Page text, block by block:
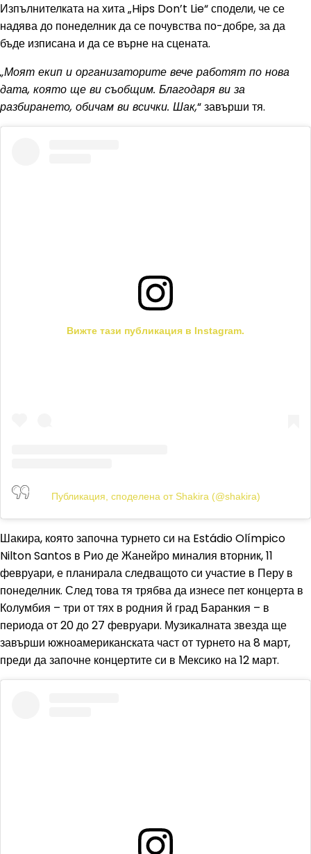
Изпълнителката на хита „Hips Don’t Lie“ сподели, че се
надява до понеделник да се почувства по-добре, за да
бъде изписана и да се върне на сцената.
„Моят екип и организаторите вече работят по нова
дата, която ще ви съобщим. Благодаря ви за
разбирането, обичам ви всички. Шак,“ завърши тя.
Вижте тази публикация в Instagram.
Публикация, споделена от Shakira (@shakira)
Шакира, която започна турнето си на Estádio Olímpico
Nilton Santos в Рио де Жанейро миналия вторник, 11
февруари, е планирала следващото си участие в Перу в
понеделник. След това тя трябва да изнесе пет концерта в
Колумбия – три от тях в родния й град Баранкия – в
периода от 20 до 27 февруари. Музикалната звезда ще
завърши южноамериканската част от турнето на 8 март,
преди да започне концертите си в Мексико на 12 март.